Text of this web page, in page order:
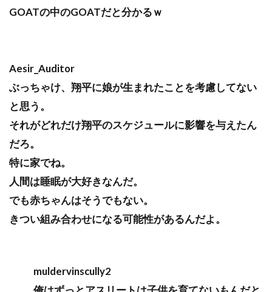
GOATの中のGOATだと分かるｗ
Aesir_Auditor
ぶっちゃけ、翔平に娘が生まれたことを考慮してない
と思う。
それがどれだけ翔平のスケジュールに影響を与えたん
だろ。
特に家でね。
人間は睡眠が大好きなんだ。
でも赤ちゃんはそうでもない。
きつい組み合わせになる可能性があるんだよ。
muldervinscully2